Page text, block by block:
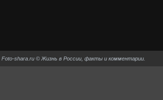
Foto-shara.ru © Жизнь в России, факты и комментарии.